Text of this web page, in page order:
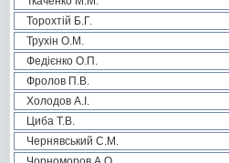
Торохтій Б.Г.
Трухін О.М.
Федієнко О.П.
Фролов П.В.
Холодов А.І.
Циба Т.В.
Чернявський С.М.